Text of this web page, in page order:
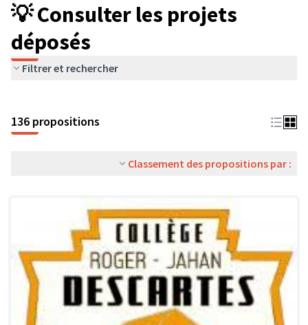
💡 Consulter les projets
déposés
Filtrer et rechercher
136 propositions
Classement des propositions par :